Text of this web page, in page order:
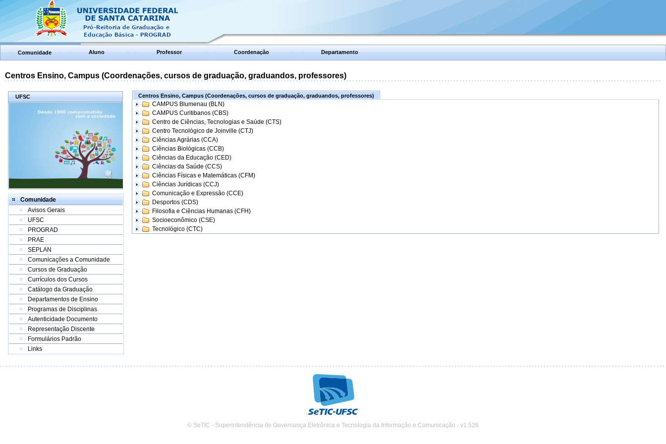
Comunidade Aluno Professor Coordenação Departamento
Centros Ensino, Campus (Coordenações, cursos de graduação, graduandos, professores)
UFSC
Comunidade
Avisos Gerais
UFSC
PROGRAD
PRAE
SEPLAN
Comunicações a Comunidade
Cursos de Graduação
Currículos dos Cursos
Catálogo da Graduação
Departamentos de Ensino
Programas de Disciplinas
Autenticidade Documento
Representação Discente
Formulários Padrão
Links
Centros Ensino, Campus (Coordenações, cursos de graduação, graduandos, professores)
CAMPUS Blumenau (BLN)
CAMPUS Curitibanos (CBS)
Centro de Ciências, Tecnologias e Saúde (CTS)
Centro Tecnológico de Joinville (CTJ)
Ciências Agrárias (CCA)
Ciências Biológicas (CCB)
Ciências da Educação (CED)
Ciências da Saúde (CCS)
Ciências Físicas e Matemáticas (CFM)
Ciências Jurídicas (CCJ)
Comunicação e Expressão (CCE)
Desportos (CDS)
Filosofia e Ciências Humanas (CFH)
Socioeconômico (CSE)
Tecnológico (CTC)
© SeTIC - Superintendência de Governança Eletrônica e Tecnologia da Informação e Comunicação - v1.526